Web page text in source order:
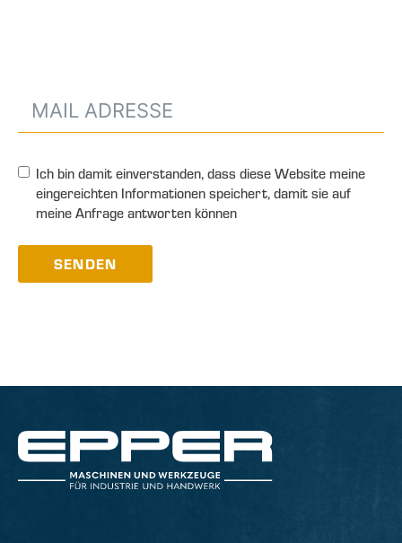
Ich bin damit einverstanden, dass diese Website meine
eingereichten Informationen speichert, damit sie auf
meine Anfrage antworten können
SENDEN